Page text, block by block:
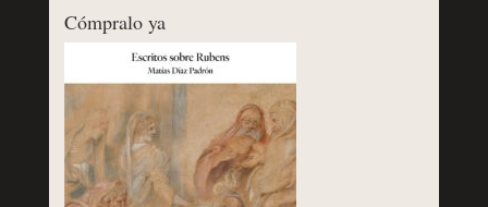
Cómpralo ya